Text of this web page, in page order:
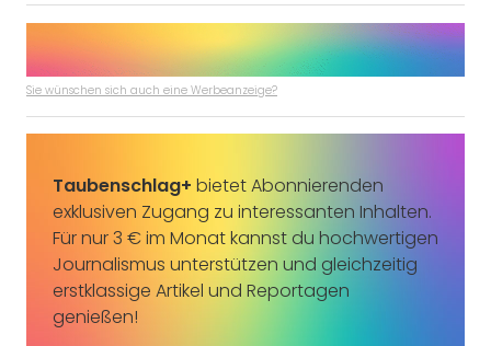
Sie wünschen sich auch eine Werbeanzeige?
Taubenschlag+ bietet Abonnierenden
exklusiven Zugang zu interessanten Inhalten.
Für nur 3 € im Monat kannst du hochwertigen
Journalismus unterstützen und gleichzeitig
erstklassige Artikel und Reportagen
genießen!